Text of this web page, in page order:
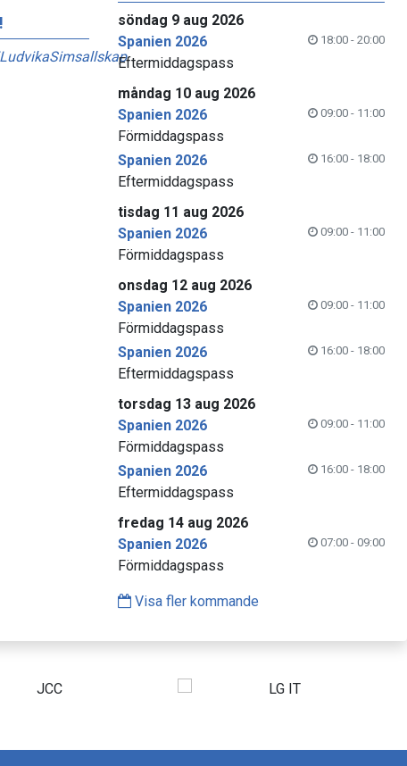
söndag 9 aug 2026
Spanien 2026
18:00 - 20:00
Eftermiddagspass
måndag 10 aug 2026
Spanien 2026
09:00 - 11:00
Förmiddagspass
Spanien 2026
16:00 - 18:00
Eftermiddagspass
tisdag 11 aug 2026
Spanien 2026
09:00 - 11:00
Förmiddagspass
onsdag 12 aug 2026
Spanien 2026
09:00 - 11:00
Förmiddagspass
Spanien 2026
16:00 - 18:00
Eftermiddagspass
torsdag 13 aug 2026
Spanien 2026
09:00 - 11:00
Förmiddagspass
Spanien 2026
16:00 - 18:00
Eftermiddagspass
fredag 14 aug 2026
Spanien 2026
07:00 - 09:00
Förmiddagspass
Visa fler kommande